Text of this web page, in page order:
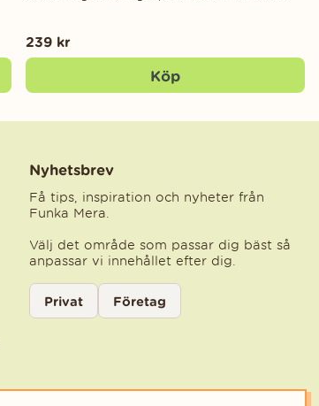
239 kr
Köp
Nyhetsbrev
Få tips, inspiration och nyheter från
Funka Mera.
Välj det område som passar dig bäst så
anpassar vi innehållet efter dig.
Välj kategori för nyhetsbrev
Privat Företag